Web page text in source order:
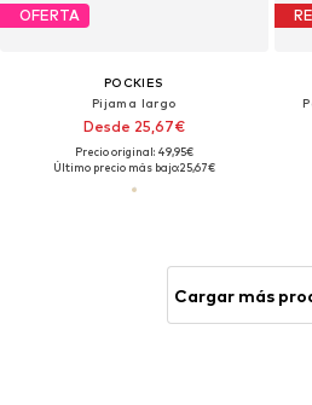
OFERTA
POCKIES
Pijama largo
Desde 25,67€
Precio original: 49,95€
Último precio más bajo:25,67€
Cargar más